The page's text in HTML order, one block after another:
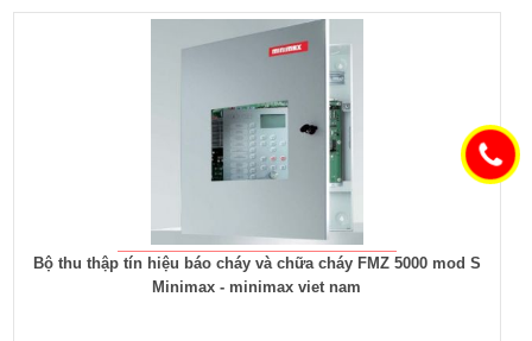
Bộ thu thập tín hiệu báo cháy và chữa cháy FMZ 5000 mod S
Minimax - minimax viet nam